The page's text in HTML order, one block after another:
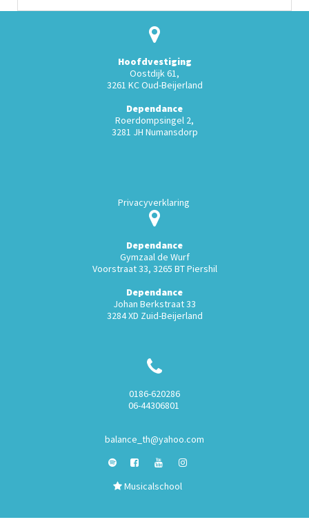
Hoofdvestiging
Oostdijk 61,
3261 KC Oud-Beijerland
Dependance
Roerdompsingel 2,
3281 JH Numansdorp
Privacyverklaring
Dependance
Gymzaal de Wurf
Voorstraat 33, 3265 BT Piershil
Dependance
Johan Berkstraat 33
3284 XD Zuid-Beijerland
0186-620286
06-44306801
balance_th@yahoo.com
Musicalschool